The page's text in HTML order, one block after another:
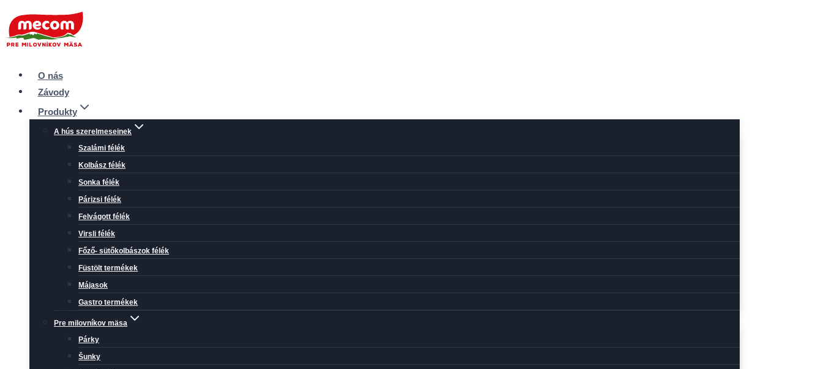
Skip
to
content
O nás
Závody
Produkty
A hús szerelmeseinek
Szalámi félék
Kolbász félék
Sonka félék
Párizsi félék
Felvágott félék
Virsli félék
Főző- sütőkolbászok félék
Füstölt termékek
Májasok
Gastro termékek
Pre milovníkov mäsa
Párky
Šunky